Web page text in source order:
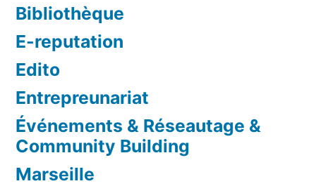
Bibliothèque
E-reputation
Edito
Entrepreunariat
Événements & Réseautage &
Community Building
Marseille